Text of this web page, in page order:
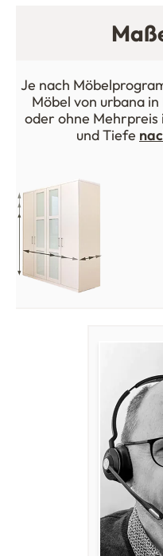
Je nach
Möbel von urbana
oder ohne Mehrpreis
und Tiefe